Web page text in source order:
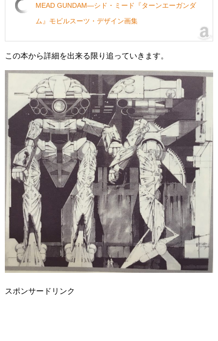
MEAD GUNDAM―シド・ミード『ターンエーガンダ
ム』モビルスーツ・デザイン画集
この本から詳細を出来る限り追っていきます。
スポンサードリンク